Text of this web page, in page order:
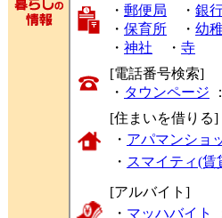
・ 郵便局 ・ 銀
・ 保育所 ・ 幼
・ 神社 ・ 寺
[電話番号検索]
・ タウンページ
[住まいを借りる]
・ アパマンショ
・ スマイティ(賃
[アルバイト]
・ マッハバイト